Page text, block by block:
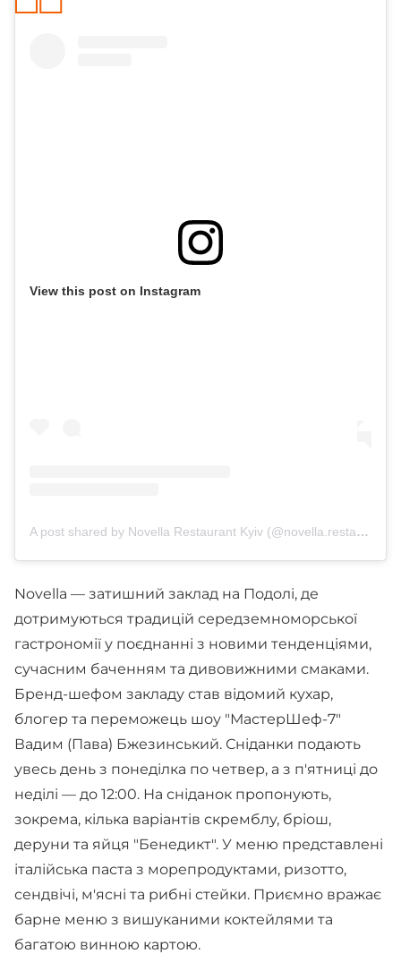
View this post on Instagram
A post shared by Novella Restaurant Kyiv (@novella.restaurant_kyiv)
Novella — затишний заклад на Подолі, де
дотримуються традицій середземноморської
гастрономії у поєднанні з новими тенденціями,
сучасним баченням та дивовижними смаками.
Бренд-шефом закладу став відомий кухар,
блогер та переможець шоу "МастерШеф-7"
Вадим (Пава) Бжезинський. Сніданки подають
увесь день з понеділка по четвер, а з п'ятниці до
неділі — до 12:00. На сніданок пропонують,
зокрема, кілька варіантів скремблу, бріош,
деруни та яйця "Бенедикт". У меню представлені
італійська паста з морепродуктами, ризотто,
сендвічі, м'ясні та рибні стейки. Приємно вражає
барне меню з вишуканими коктейлями та
багатою винною картою.